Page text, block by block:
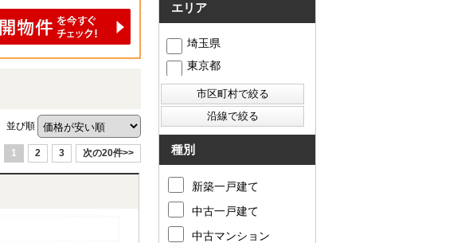
並び順
1 2 3 次の20件>>
エリア
埼玉県
東京都
種別
新築一戸建て
中古一戸建て
中古マンション